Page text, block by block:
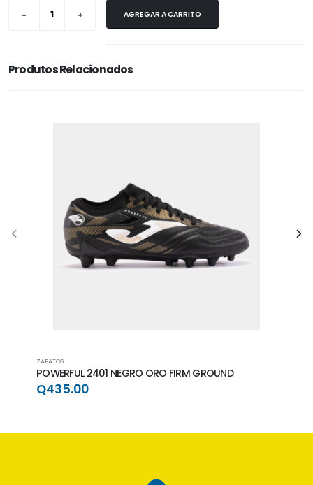
AGREGAR A CARRITO
Produtos Relacionados
ZAPATOS
POWERFUL 2401 NEGRO ORO FIRM GROUND
Q435.00